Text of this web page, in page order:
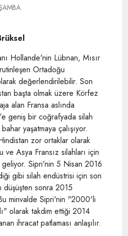
Hollande'nin Lübnan, Mısır
Ortadoğu
değerlendirilebilir. Son
başta olmak üzere Körfez
alan Fransa aslında
geniş bir coğrafyada silah
yaşatmaya çalışıyor.
zor ortaklar olarak
ve Asya Fransız silahları için
geliyor. Sipri'nin 5 Nisan 2016
gibi silah endüstrisi için son
düşüşten sonra 2015
minvalde Sipri'nin "2000'li
olarak takdim ettiği 2014
ihracat patlaması anlaşılır.